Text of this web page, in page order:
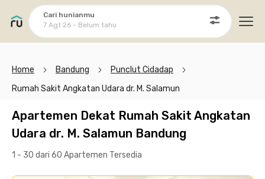
Cari hunianmu
7 Agt 26 - Belum tahu
Home Bandung
Punclut Cidadap
Rumah Sakit Angkatan Udara dr. M. Salamun
Apartemen Dekat Rumah Sakit Angkatan
Udara dr. M. Salamun Bandung
1 - 30 dari 60 Apartemen Tersedia